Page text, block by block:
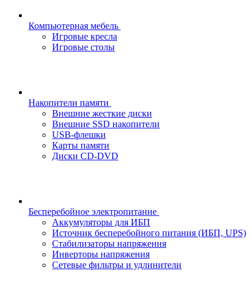
Компьютерная мебель
Игровые кресла
Игровые столы
Накопители памяти
Внешние жесткие диски
Внешние SSD накопители
USB-флешки
Карты памяти
Диски CD-DVD
Бесперебойное электропитание
Аккумуляторы для ИБП
Источник бесперебойного питания (ИБП, UPS)
Стабилизаторы напряжения
Инверторы напряжения
Сетевые фильтры и удлинители